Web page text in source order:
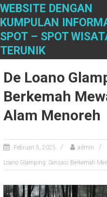
S
i
p
t
o
WEBSITE DENGAN
KUMPULAN
SPOT – SPOT
TERUNIK
De Loano
Berkemah
Alam Menoreh
Februari 5, 2025 admin
Loano Glamping: Sensasi Berkemah